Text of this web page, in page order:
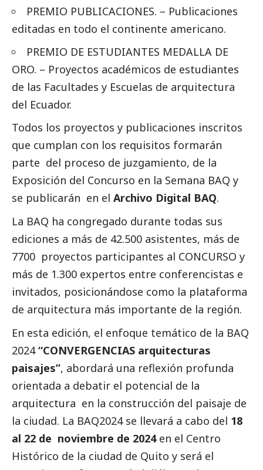
PREMIO PUBLICACIONES. – Publicaciones
editadas en todo el continente americano.
PREMIO DE ESTUDIANTES MEDALLA DE
ORO. – Proyectos académicos de estudiantes
de las Facultades y Escuelas de arquitectura
del Ecuador.
Todos los proyectos y publicaciones inscritos
que cumplan con los requisitos formarán
parte del proceso de juzgamiento, de la
Exposición del Concurso en la Semana BAQ y
se publicarán en el Archivo Digital BAQ.
La BAQ ha congregado durante todas sus
ediciones a más de 42.500 asistentes, más de
7700 proyectos participantes al CONCURSO y
más de 1.300 expertos entre conferencistas e
invitados, posicionándose como la plataforma
de arquitectura más importante de la región.
En esta edición, el enfoque temático de la BAQ
2024“CONVERGENCIAS arquitecturas
paisajes”, abordará una reflexión profunda
orientada a debatir el potencial de la
arquitectura en la construcción del paisaje de
la ciudad. La BAQ2024 se llevará a cabo del 18
al 22 de noviembre de 2024en el Centro
Histórico de la ciudad de Quito y será el